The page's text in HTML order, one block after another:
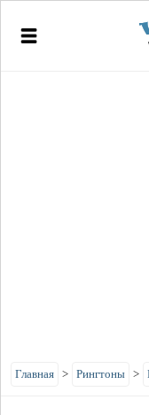
Главная > Рингтоны >